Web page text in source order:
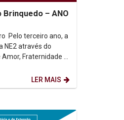
Brinquedo – ANO
a
NE2 através do
Fraternidade e
LER MAIS